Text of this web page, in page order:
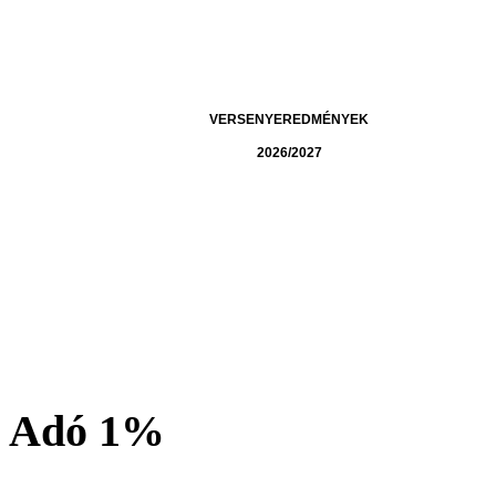
VERSENYEREDMÉNYEK
2026/2027
Adó 1%